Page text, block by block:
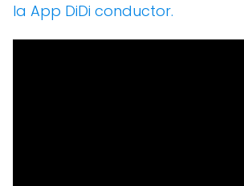
la App DiDi conductor.